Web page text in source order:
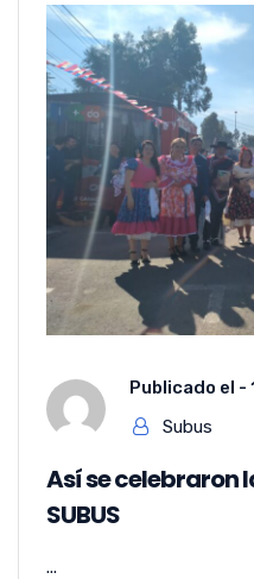
Publicado el -
Subus
Así se celebraron
SUBUS
...